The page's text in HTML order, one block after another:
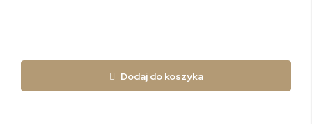
Dodaj do koszyka